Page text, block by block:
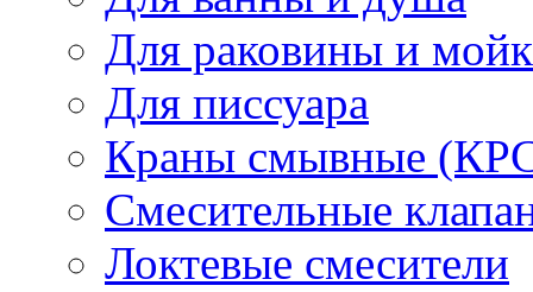
Для раковины и
Для писсуара
Краны смывные
Смесительные
Локтевые смесители